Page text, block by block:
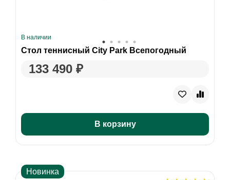
В наличии
Стол теннисный City Park Всепогодный
133 490 ₽
В корзину
Новинка